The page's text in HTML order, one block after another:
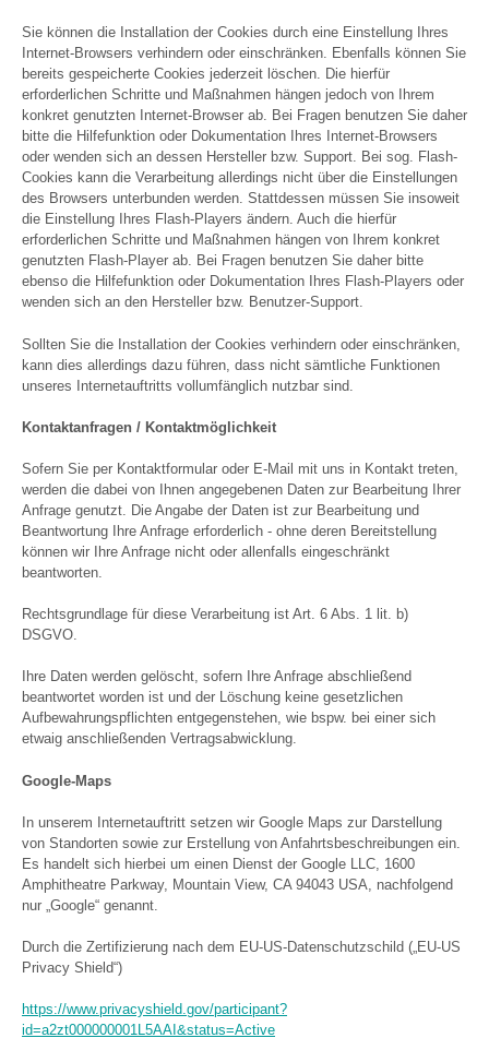
Sie können die Installation der Cookies durch eine Einstellung Ihres
Internet-Browsers verhindern oder einschränken. Ebenfalls können Sie
bereits gespeicherte Cookies jederzeit löschen. Die hierfür
erforderlichen Schritte und Maßnahmen hängen jedoch von Ihrem
konkret genutzten Internet-Browser ab. Bei Fragen benutzen Sie daher
bitte die Hilfefunktion oder Dokumentation Ihres Internet-Browsers
oder wenden sich an dessen Hersteller bzw. Support. Bei sog. Flash-
Cookies kann die Verarbeitung allerdings nicht über die Einstellungen
des Browsers unterbunden werden. Stattdessen müssen Sie insoweit
die Einstellung Ihres Flash-Players ändern. Auch die hierfür
erforderlichen Schritte und Maßnahmen hängen von Ihrem konkret
genutzten Flash-Player ab. Bei Fragen benutzen Sie daher bitte
ebenso die Hilfefunktion oder Dokumentation Ihres Flash-Players oder
wenden sich an den Hersteller bzw. Benutzer-Support.
Sollten Sie die Installation der Cookies verhindern oder einschränken,
kann dies allerdings dazu führen, dass nicht sämtliche Funktionen
unseres Internetauftritts vollumfänglich nutzbar sind.
Kontaktanfragen / Kontaktmöglichkeit
Sofern Sie per Kontaktformular oder E-Mail mit uns in Kontakt treten,
werden die dabei von Ihnen angegebenen Daten zur Bearbeitung Ihrer
Anfrage genutzt. Die Angabe der Daten ist zur Bearbeitung und
Beantwortung Ihre Anfrage erforderlich - ohne deren Bereitstellung
können wir Ihre Anfrage nicht oder allenfalls eingeschränkt
beantworten.
Rechtsgrundlage für diese Verarbeitung ist Art. 6 Abs. 1 lit. b)
DSGVO.
Ihre Daten werden gelöscht, sofern Ihre Anfrage abschließend
beantwortet worden ist und der Löschung keine gesetzlichen
Aufbewahrungspflichten entgegenstehen, wie bspw. bei einer sich
etwaig anschließenden Vertragsabwicklung.
Google-Maps
In unserem Internetauftritt setzen wir Google Maps zur Darstellung
von Standorten sowie zur Erstellung von Anfahrtsbeschreibungen ein.
Es handelt sich hierbei um einen Dienst der Google LLC, 1600
Amphitheatre Parkway, Mountain View, CA 94043 USA, nachfolgend
nur „Google“ genannt.
Durch die Zertifizierung nach dem EU-US-Datenschutzschild („EU-US
Privacy Shield“)
https://www.privacyshield.gov/participant?
id=a2zt000000001L5AAI&status=Active